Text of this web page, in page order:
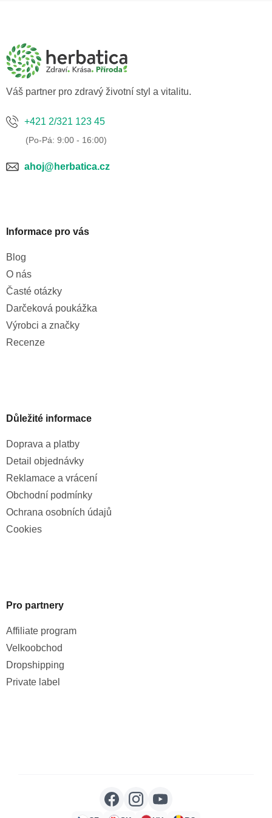
a
Váš partner pro zdravý životní styl a vitalitu.
+421 2/321 123 45
ahoj@herbatica.cz
Informace pro vás
Blog
O nás
Časté otázky
Darčeková poukážka
Výrobci a značky
Recenze
Důležité informace
Doprava a platby
Detail objednávky
Reklamace a vrácení
Obchodní podmínky
Ochrana osobních údajů
Cookies
Pro partnery
Affiliate program
Velkoobchod
Dropshipping
Private label